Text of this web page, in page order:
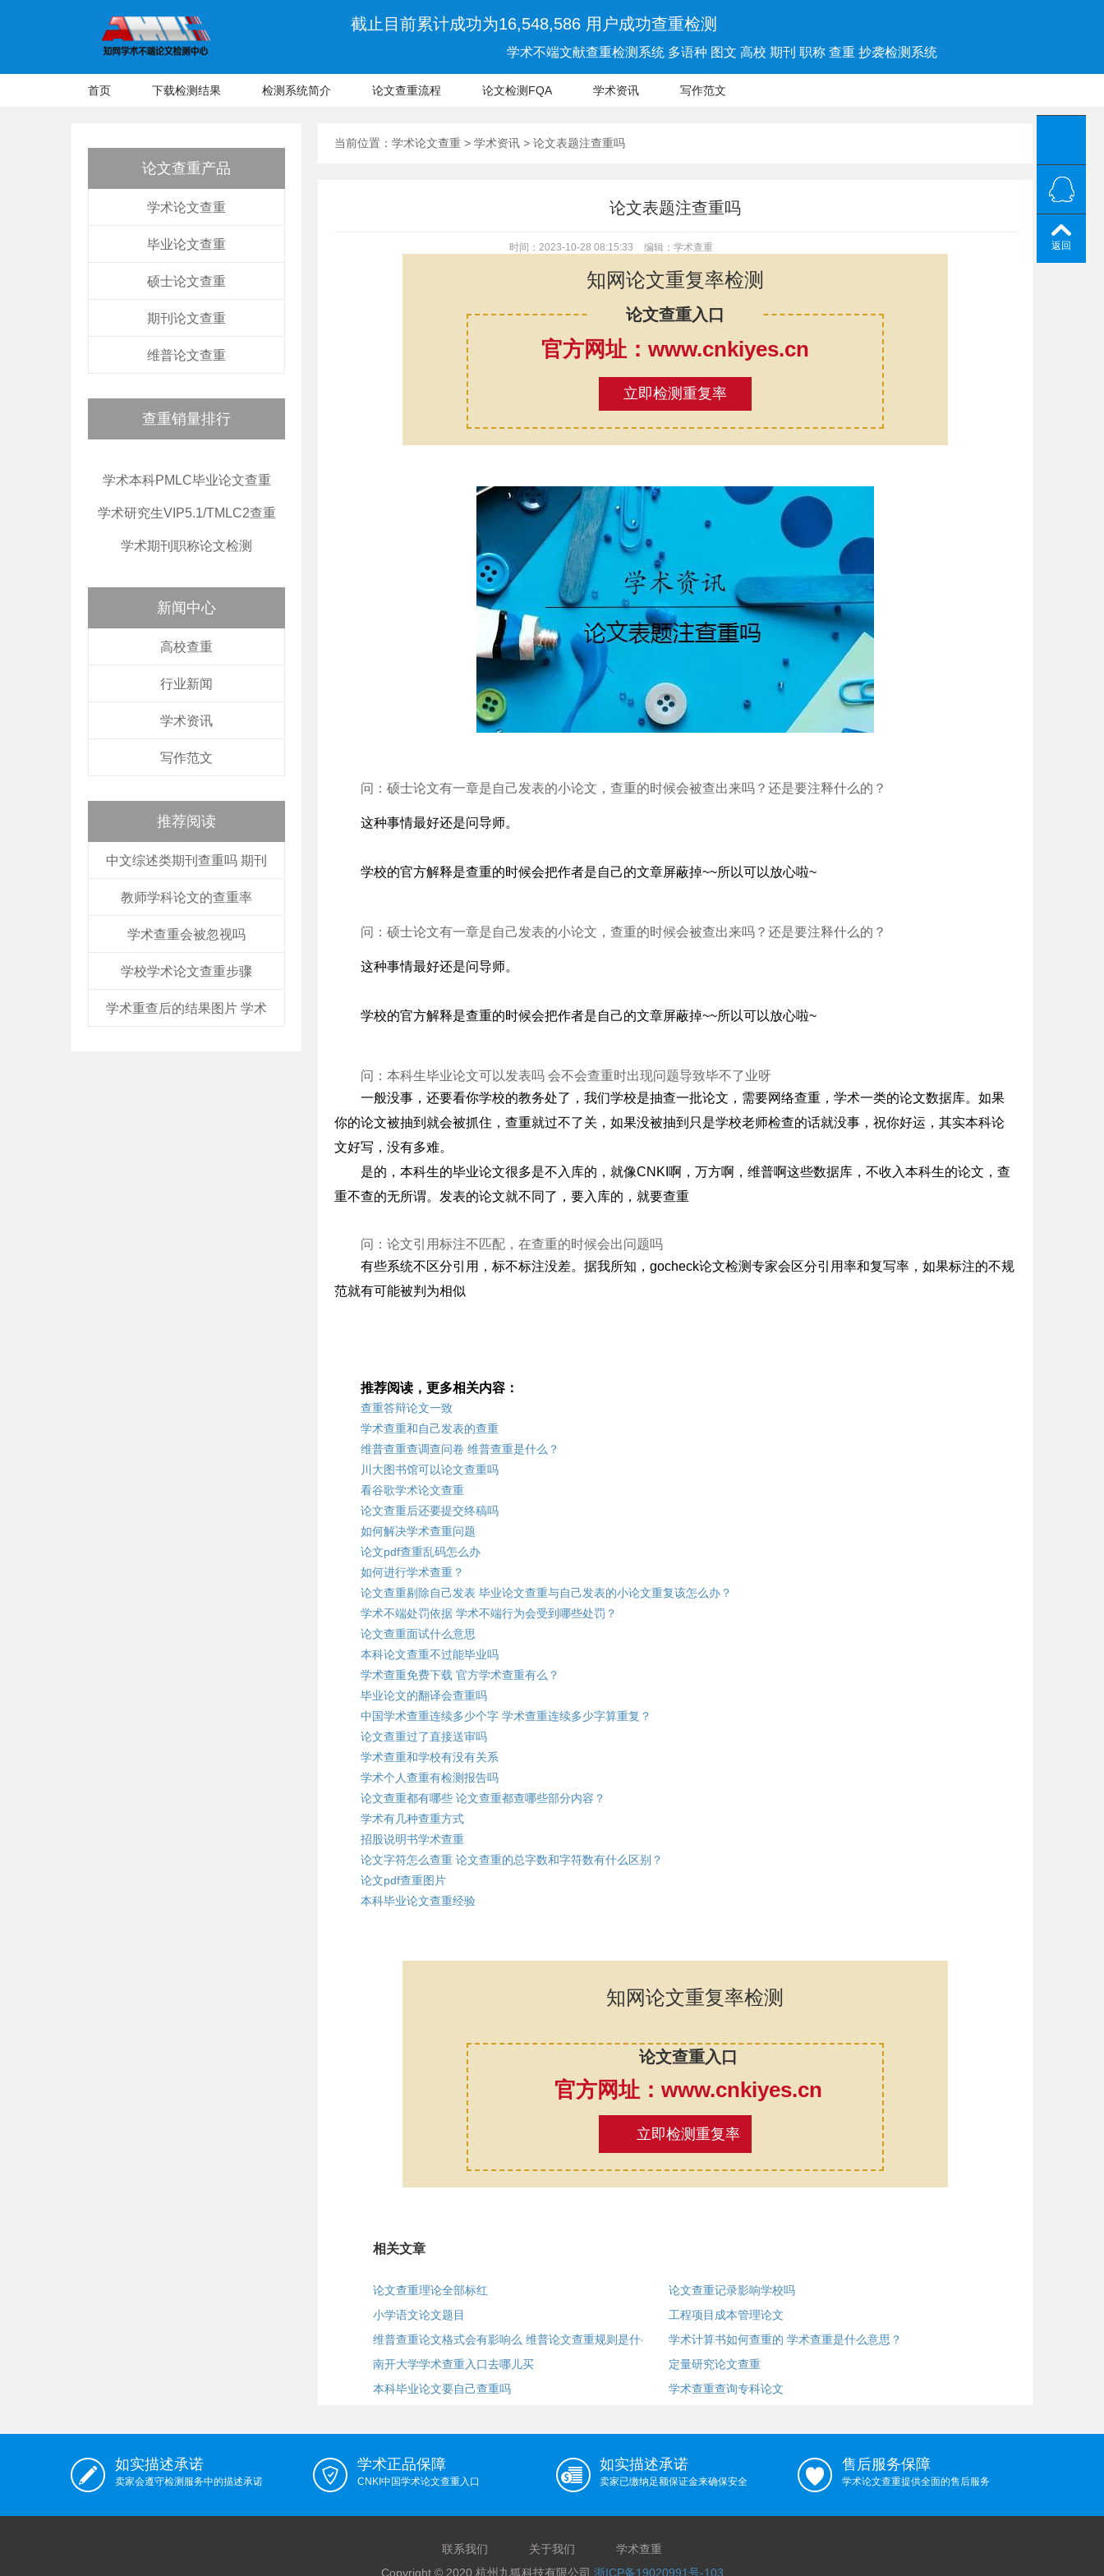
截止目前累计成功为16,548,586 用户成功查重检测
学术不端文献查重检测系统 多语种 图文 高校 期刊 职称 查重 抄袭检测系统
首页 下载检测结果 检测系统简介 论文查重流程 论文检测FQA 学术资讯 写作范文
论文查重产品
学术论文查重
毕业论文查重
硕士论文查重
期刊论文查重
维普论文查重
查重销量排行
学术本科PMLC毕业论文查重
学术研究生VIP5.1/TMLC2查重
学术期刊职称论文检测
新闻中心
高校查重
行业新闻
学术资讯
写作范文
推荐阅读
中文综述类期刊查重吗 期刊
教师学科论文的查重率
学术查重会被忽视吗
学校学术论文查重步骤
学术重查后的结果图片 学术
当前位置： 学术论文查重 > 学术资讯 > 论文表题注查重吗
论文表题注查重吗
时间：2023-10-28 08:15:33 编辑：学术查重
知网论文重复率检测
论文查重入口
官方网址：www.cnkiyes.cn
立即检测重复率
问：硕士论文有一章是自己发表的小论文，查重的时候会被查出来吗？还是要注释什么的？
这种事情最好还是问导师。
学校的官方解释是查重的时候会把作者是自己的文章屏蔽掉~~所以可以放心啦~
问：硕士论文有一章是自己发表的小论文，查重的时候会被查出来吗？还是要注释什么的？
这种事情最好还是问导师。
学校的官方解释是查重的时候会把作者是自己的文章屏蔽掉~~所以可以放心啦~
问：本科生毕业论文可以发表吗 会不会查重时出现问题导致毕不了业呀
一般没事，还要看你学校的教务处了，我们学校是抽查一批论文，需要网络查重，学术一类的论文数据库。如果
你的论文被抽到就会被抓住，查重就过不了关，如果没被抽到只是学校老师检查的话就没事，祝你好运，其实本科论
文好写，没有多难。
是的，本科生的毕业论文很多是不入库的，就像CNKI啊，万方啊，维普啊这些数据库，不收入本科生的论文，查
重不查的无所谓。发表的论文就不同了，要入库的，就要查重
问：论文引用标注不匹配，在查重的时候会出问题吗
有些系统不区分引用，标不标注没差。据我所知，gocheck论文检测专家会区分引用率和复写率，如果标注的不规
范就有可能被判为相似
推荐阅读，更多相关内容：
查重答辩论文一致
学术查重和自己发表的查重
维普查重查调查问卷 维普查重是什么？
川大图书馆可以论文查重吗
看谷歌学术论文查重
论文查重后还要提交终稿吗
如何解决学术查重问题
论文pdf查重乱码怎么办
如何进行学术查重？
论文查重剔除自己发表 毕业论文查重与自己发表的小论文重复该怎么办？
学术不端处罚依据 学术不端行为会受到哪些处罚？
论文查重面试什么意思
本科论文查重不过能毕业吗
学术查重免费下载 官方学术查重有么？
毕业论文的翻译会查重吗
中国学术查重连续多少个字 学术查重连续多少字算重复？
论文查重过了直接送审吗
学术查重和学校有没有关系
学术个人查重有检测报告吗
论文查重都有哪些 论文查重都查哪些部分内容？
学术有几种查重方式
招股说明书学术查重
论文字符怎么查重 论文查重的总字数和字符数有什么区别？
论文pdf查重图片
本科毕业论文查重经验
知网论文重复率检测
论文查重入口
官方网址：www.cnkiyes.cn
立即检测重复率
相关文章
论文查重理论全部标红
小学语文论文题目
维普查重论文格式会有影响么 维普论文查重规则是什么？
南开大学学术查重入口去哪儿买
本科毕业论文要自己查重吗
论文查重记录影响学校吗
工程项目成本管理论文
学术计算书如何查重的 学术查重是什么意思？
定量研究论文查重
学术查重查询专科论文
如实描述承诺
卖家会遵守检测服务中的描述承诺
学术正品保障
CNKI中国学术论文查重入口
如实描述承诺
卖家已缴纳足额保证金来确保安全
售后服务保障
学术论文查重提供全面的售后服务
联系我们 关于我们
学术查重
Copyright © 2020 杭州九狐科技有限公司 浙ICP备19020991号-103
返回